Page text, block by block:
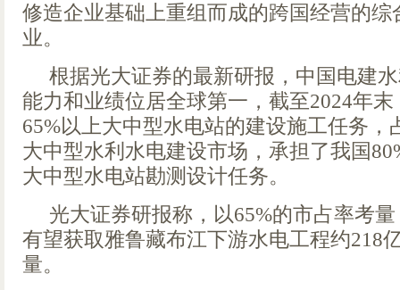
修造企业基础上重组而成的跨国经营的综
业。
根据光大证券的最新研报，中国电建
能力和业绩位居全球第一，截至2024年
65%以上大中型水电站的建设施工任务，
大中型水利水电建设市场，承担了我国
大中型水电站勘测设计任务。
光大证券研报称，以65%的市占率考
有望获取雅鲁藏布江下游水电工程约218
量。